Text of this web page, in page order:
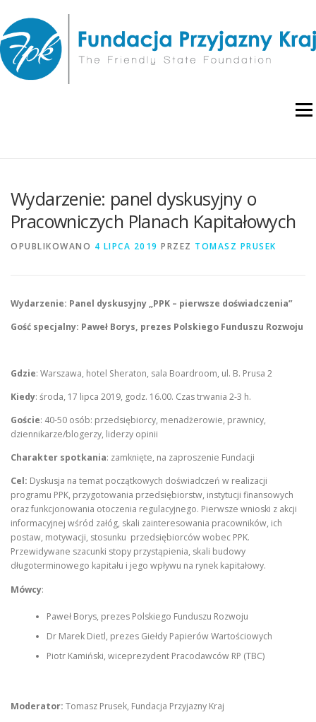
treści
Menu
PUBLIKACJE BLOG POLITYKA PRYWATNOŚCI
Wydarzenie: panel dyskusyjny o
Pracowniczych Planach Kapitałowych
OPUBLIKOWANO 4 LIPCA 2019 PRZEZ TOMASZ PRUSEK
Wydarzenie: Panel dyskusyjny „PPK – pierwsze doświadczenia”
Gość specjalny: Paweł Borys, prezes Polskiego Funduszu Rozwoju
Gdzie: Warszawa, hotel Sheraton, sala Boardroom, ul. B. Prusa 2
Kiedy: środa, 17 lipca 2019, godz. 16.00. Czas trwania 2-3 h.
Goście: 40-50 osób: przedsiębiorcy, menadżerowie, prawnicy,
dziennikarze/blogerzy, liderzy opinii
Charakter spotkania: zamknięte, na zaproszenie Fundacji
Cel: Dyskusja na temat początkowych doświadczeń w realizacji
programu PPK, przygotowania przedsiębiorstw, instytucji finansowych
oraz funkcjonowania otoczenia regulacyjnego. Pierwsze wnioski z akcji
informacyjnej wśród załóg, skali zainteresowania pracowników, ich
postaw, motywacji, stosunku przedsiębiorców wobec PPK.
Przewidywane szacunki stopy przystąpienia, skali budowy
długoterminowego kapitału i jego wpływu na rynek kapitałowy.
Mówcy:
Paweł Borys, prezes Polskiego Funduszu Rozwoju
Dr Marek Dietl, prezes Giełdy Papierów Wartościowych
Piotr Kamiński, wiceprezydent Pracodawców RP (TBC)
Moderator: Tomasz Prusek, Fundacja Przyjazny Kraj